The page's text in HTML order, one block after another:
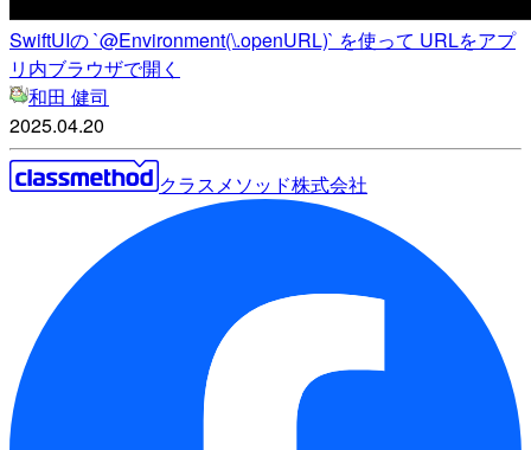
SwiftUIの `@Environment(\.openURL)` を使って URLをアプ
リ内ブラウザで開く
和田 健司
2025.04.20
クラスメソッド株式会社